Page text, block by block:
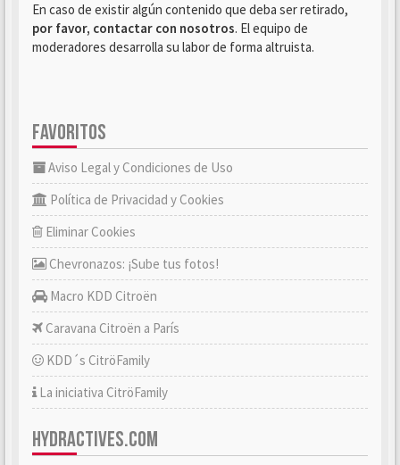
En caso de existir algún contenido que deba ser retirado,
por favor, contactar con nosotros. El equipo de
moderadores desarrolla su labor de forma altruista.
FAVORITOS
Aviso Legal y Condiciones de Uso
Política de Privacidad y Cookies
Eliminar Cookies
Chevronazos: ¡Sube tus fotos!
Macro KDD Citroën
Caravana Citroën a París
KDD´s CitröFamily
La iniciativa CitröFamily
HYDRACTIVES.COM